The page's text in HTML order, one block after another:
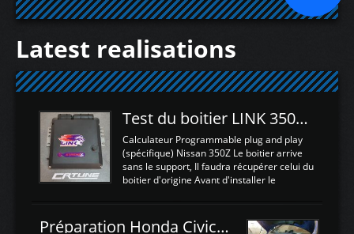
Latest realisations
Test du boitier LINK 350Z Plugin ECU
Calculateur Programmable plug and play
(spécifique) Nissan 350Z Le boitier arrive
sans le support, Il faudra récupérer celui du
boitier d'origine Avant d'installer le
d'envoyer l'information de la large bande
Préparation Honda Civic Type R FK2